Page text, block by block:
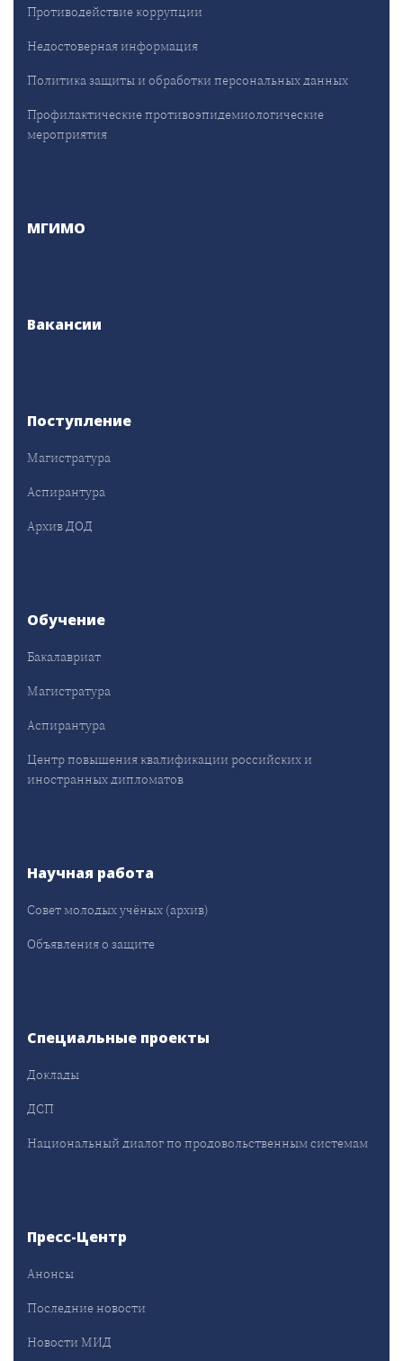
Противодействие коррупции
Недостоверная информация
Политика защиты и обработки персональных данных
Профилактические противоэпидемиологические
мероприятия
МГИМО
Вакансии
Поступление
Магистратура
Аспирантура
Архив ДОД
Обучение
Бакалавриат
Магистратура
Аспирантура
Центр повышения квалификации российских и
иностранных дипломатов
Научная работа
Совет молодых учёных (архив)
Объявления о защите
Специальные проекты
Доклады
ДСП
Национальный диалог по продовольственным системам
Пресс-Центр
Анонсы
Последние новости
Новости МИД